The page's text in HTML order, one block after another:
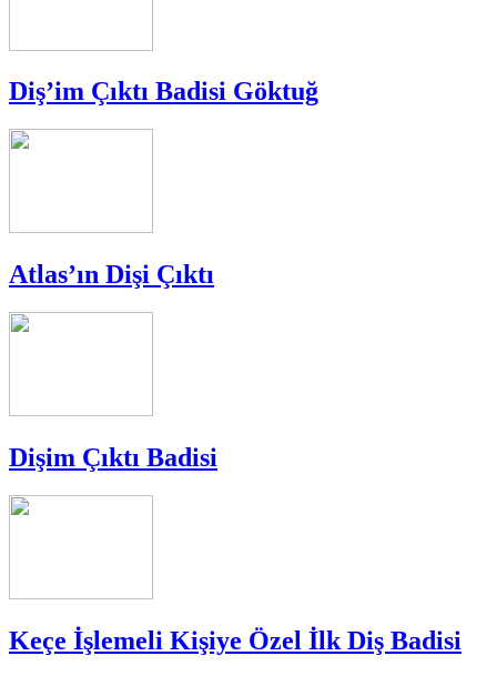
Diş’im Çıktı Badisi Göktuğ
Atlas’ın Dişi Çıktı
Dişim Çıktı Badisi
Keçe İşlemeli Kişiye Özel İlk Diş Badisi